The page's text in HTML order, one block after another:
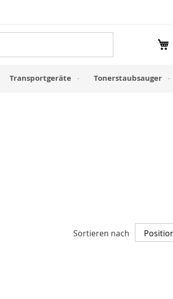
Transportgeräte Tonerstaubsauger
Sortieren nach